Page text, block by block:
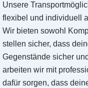
Unsere
flexibel und individuell
Wir bieten sowohl
stellen sicher, dass
Gegenstände sicher
arbeiten wir mit
dafür sorgen, dass